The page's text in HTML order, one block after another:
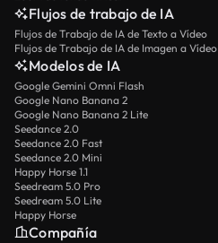
Flujos de trabajo de IA
Flujos de Trabajo de IA de Texto a Vídeo
Flujos de Trabajo de IA de Imagen a Vídeo
Modelos de IA
Google Gemini Omni Flash
Google Nano Banana 2
Google Nano Banana 2 Lite
Seedance 2.0
Seedance 2.0 Fast
Seedance 2.0 Mini
Happy Horse 1.1
Seedream 5.0 Pro
Seedream 5.0 Lite
Happy Horse
Compañía